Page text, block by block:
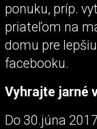
ponuku, príp.
priateľom na
domu pre
facebooku.
Vyhrajte jarné
Do 30.júna